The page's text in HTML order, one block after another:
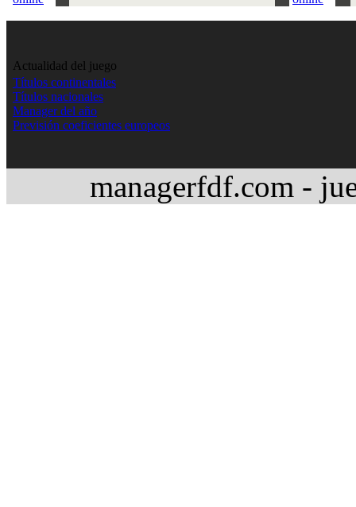
Actualidad del juego
Títulos continentales
Títulos nacionales
Manager del año
Previsión coeficientes europeos
managerfdf.com -